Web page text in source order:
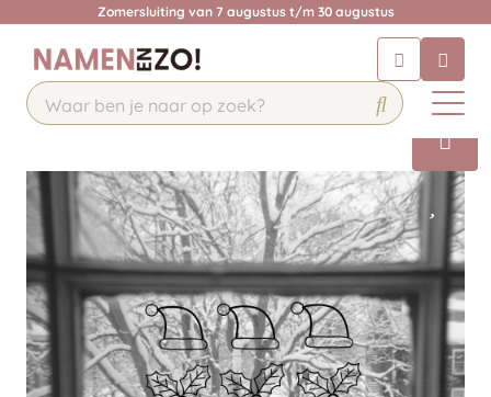
Zomersluiting van 7 augustus t/m 30 augustus
Chat 24/7 met onze chatbot voor
hulp
Contact